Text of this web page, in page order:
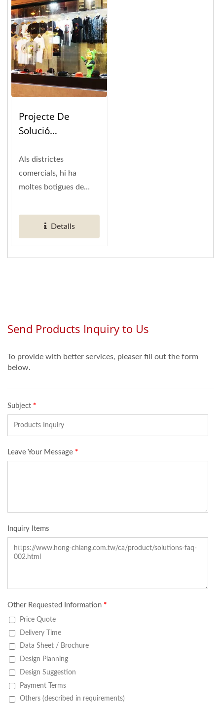
Projecte De
Solució
Finestres
Als districtes
comercials, hi ha
moltes botigues de
botiga elegant i
botiga...
Detalls